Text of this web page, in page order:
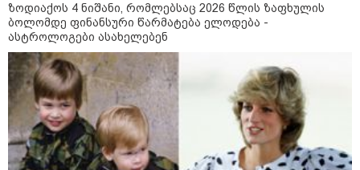
„ოქტომბრისთვის საქართველოს
არჩევანის გაკეთება მოუწევს...
„ორ სკამზე ჯდომის“
შესაძლებლობა შეიძლება
დასრულდეს“ - მირიან
მირიანაშვილის ანალიზი
ჯარისკაცი, რომელიც 29 წელი
იბრძოდა, რადგან ომის
დამთავრების არ სჯეროდა...
ზოდიაქოს 4 ნიშანი, რომლებსაც 2026 წლის ზაფხულის
ბოლომდე ფინანსური წარმატება ელოდება -
ასტროლოგები ასახელებენ